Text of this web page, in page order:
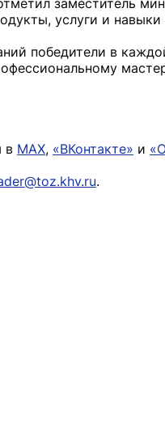
заместитель
услуги и
победители в
в MAX, «ВКонтакте» и
.